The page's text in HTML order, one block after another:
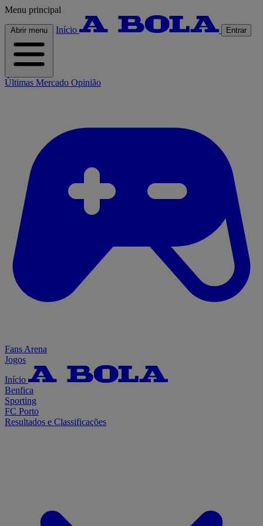
Menu principal
Abrir menu Início Entrar
Últimas Mercado Opinião
Fans Arena
Jogos
Início
Benfica
Sporting
FC Porto
Resultados e Classificações